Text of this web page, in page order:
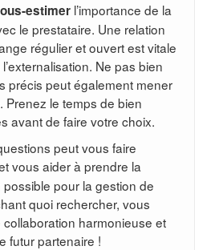
estimer l’importance de la
le prestataire. Une relation
régulier et ouvert est vitale
Ne pas bien
précis peut également mener
Prenez le temps de bien
avant de faire votre choix.
peut vous faire
vous aider à prendre la
pour la gestion de
quoi rechercher, vous
harmonieuse et
futur partenaire !